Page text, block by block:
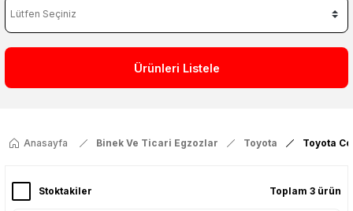
Ürünleri Listele
Anasayfa Binek Ve Ticari Egzozlar Toyota Toyota
Stoktakiler Toplam 3 ürün